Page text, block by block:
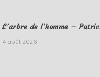
L’arbre de l’homme –
4 août 2026